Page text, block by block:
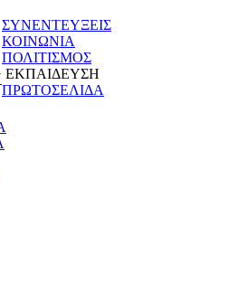
ΣΥΝΕΝΤΕΥΞΕΙΣ
ΚΟΙΝΩΝΙΑ
ΠΟΛΙΤΙΣΜΟΣ
ΕΚΠΑΙΔΕΥΣΗ
ΠΡΩΤΟΣΕΛΙΔΑ